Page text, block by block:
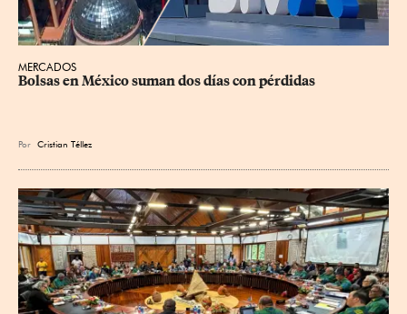
MERCADOS
Bolsas en México suman dos días con pérdidas
Por Cristian Téllez